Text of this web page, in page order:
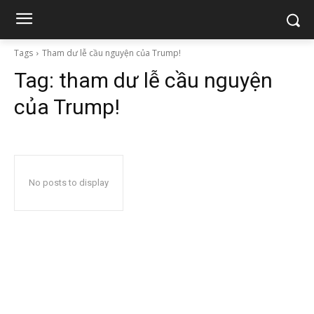
Tags Tham dư lễ cầu nguyện của Trump!
Tag: tham dư lễ cầu nguyện
của Trump!
No posts to display